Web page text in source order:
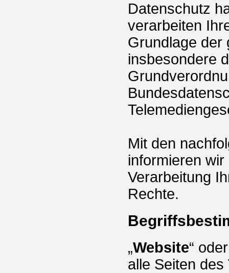
Datenschutz
verarbeiten
Grundlage der
insbesondere
Mit den
informieren
Verarbeitung
Rechte.
„Website“
alle Seiten